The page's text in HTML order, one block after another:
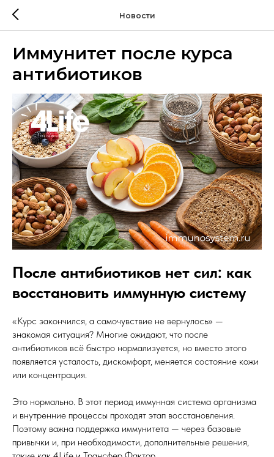
Новости
Иммунитет после курса
антибиотиков
После антибиотиков нет сил: как
восстановить иммунную систему
«Курс закончился, а самочувствие не вернулось» —
знакомая ситуация? Многие ожидают, что после
антибиотиков всё быстро нормализуется, но вместо этого
появляется усталость, дискомфорт, меняется состояние кожи
или концентрация.
Это нормально. В этот период иммунная система организма
и внутренние процессы проходят этап восстановления.
Поэтому важна поддержка иммунитета — через базовые
привычки и, при необходимости, дополнительные решения,